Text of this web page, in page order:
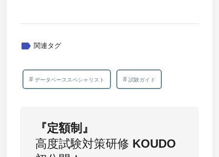
label 関連タグ
データベーススペシャリスト 試験ガイド
『定額制』
高度試験対策研修 KOUDO